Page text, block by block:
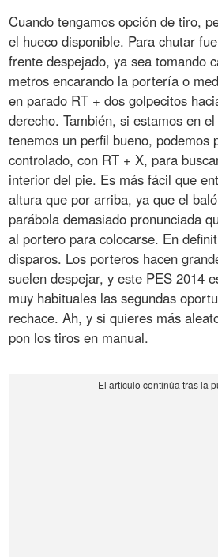
Cuando tengamos opción de tiro,
el hueco disponible. Para chutar
frente despejado, ya sea tomando
metros encarando la portería o
en parado RT + dos golpecitos
derecho. También, si estamos en
tenemos un perfil bueno, podemos
controlado, con RT + X, para
interior del pie. Es más fácil que
altura que por arriba, ya que el
parábola demasiado pronunciada
al portero para colocarse. En
disparos. Los porteros hacen
suelen despejar, y este PES 2014
muy habituales las segundas
rechace. Ah, y si quieres más
pon los tiros en manual.